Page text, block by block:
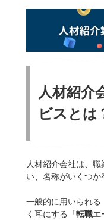
人材紹介
ビスとは
人材紹介会社は、
い、名称がいくつか
一般的に用いられる
く耳にする
「転職